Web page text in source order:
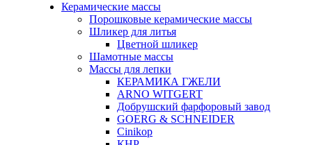
Керамические массы
Порошковые керамические массы
Шликер для литья
Цветной шликер
Шамотные массы
Массы для лепки
КЕРАМИКА ГЖЕЛИ
ARNO WITGERT
Добрушский фарфоровый завод
GOERG & SCHNEIDER
Cinikop